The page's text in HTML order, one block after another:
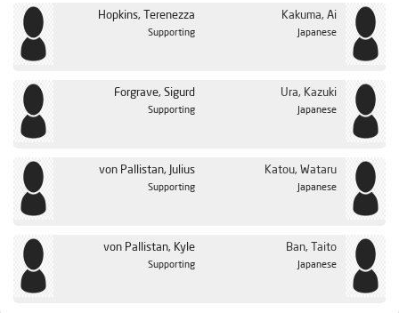
Hopkins, Terenezza
Supporting
Kakuma, Ai
Japanese
Forgrave, Sigurd
Supporting
Ura, Kazuki
Japanese
von Pallistan, Julius
Supporting
Katou, Wataru
Japanese
von Pallistan, Kyle
Supporting
Ban, Taito
Japanese